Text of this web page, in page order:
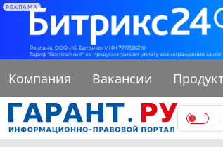
РЕКЛАМА
Компания Вакансии